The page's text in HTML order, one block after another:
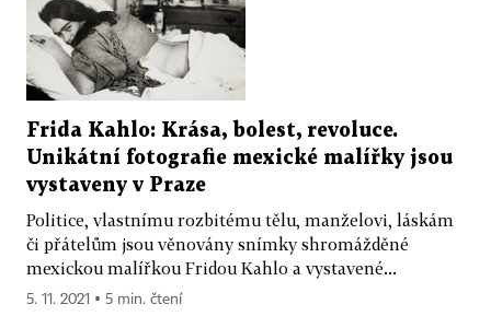
Frida Kahlo: Krása, bolest, revoluce.
Unikátní fotografie mexické malířky jsou
vystaveny v Praze
Politice, vlastnímu rozbitému tělu, manželovi, láskám
či přátelům jsou věnovány snímky shromážděné
mexickou malířkou Fridou Kahlo a vystavené...
5. 11. 2021 ▪ 5 min. čtení